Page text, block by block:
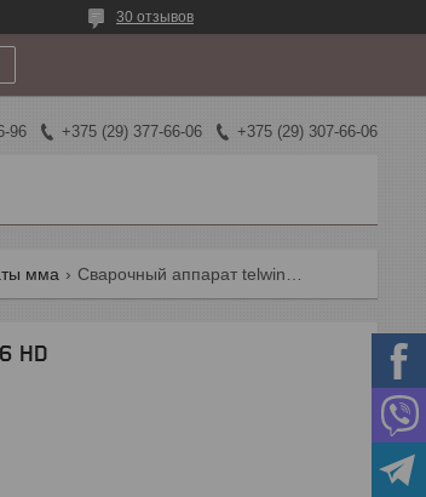
30 отзывов
96 +375 (29) 377-66-06 +375 (29) 307-66-06
мма
HD